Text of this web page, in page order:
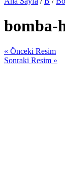
bomba-
« Önceki Resim
Sonraki Resim »